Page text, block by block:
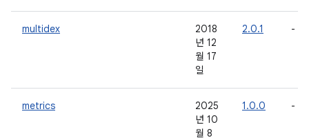
multidex
2018
년 12
월 17
일
2.0.1 -
metrics
2025
년 10
월 8
1.0.0 -